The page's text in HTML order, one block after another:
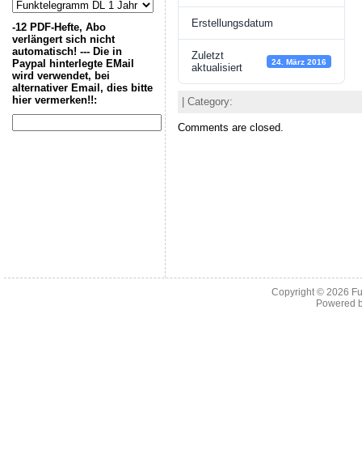
-12 PDF-Hefte, Abo
verlängert sich nicht
automatisch! --- Die in
Paypal hinterlegte EMail
wird verwendet, bei
alternativer Email, dies bitte
hier vermerken!!:
Erstellungsdatum
Zuletzt
aktualisiert
24. März 2016
| Category:
Comments are closed.
Copyright © 2026
Powered